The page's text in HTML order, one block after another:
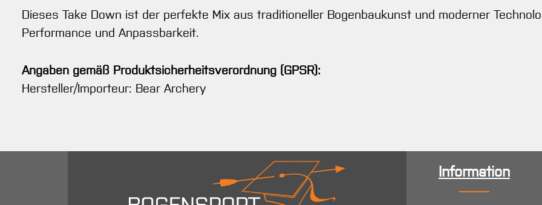
Dieses Take Down ist der perfekte Mix aus traditioneller Bogenbaukunst und moderner
Performance und Anpassbarkeit.
Angaben gemäß Produktsicherheitsverordnung (GPSR):
Hersteller/Importeur: Bear Archery
Information